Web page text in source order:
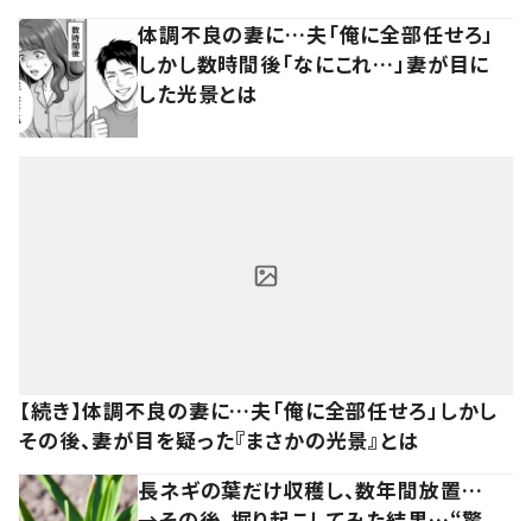
体調不良の妻に…夫「俺に全部任せろ」
しかし数時間後「なにこれ…」妻が目に
した光景とは
【続き】体調不良の妻に…夫「俺に全部任せろ」しかし
その後、妻が目を疑った『まさかの光景』とは
長ネギの葉だけ収穫し、数年間放置…